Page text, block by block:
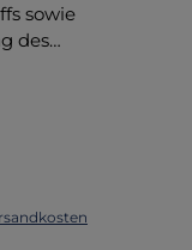
sowie
des
für
für
Preis: